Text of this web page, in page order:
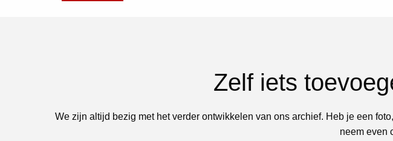
Zelf iets
We zijn altijd bezig met het verder ontwikkelen van ons archief. Heb je een
neem even